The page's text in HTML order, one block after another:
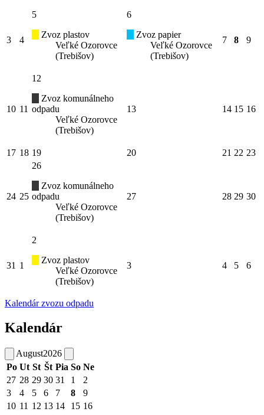
3 4
5
Zvoz plastov
Veľké Ozorovce
(Trebišov)
6
Zvoz papier
Veľké Ozorovce
(Trebišov)
7 8 9
10 11
12
Zvoz komunálneho
odpadu
Veľké Ozorovce
(Trebišov)
13 14 15 16
17 18 19 20 21 22 23
24 25
26
Zvoz komunálneho
odpadu
Veľké Ozorovce
(Trebišov)
27 28 29 30
31 1
2
Zvoz plastov
Veľké Ozorovce
(Trebišov)
3 4 5 6
Kalendár zvozu odpadu
Kalendár
August2026
Po Ut St Št Pia So Ne
27 28 29 30 31 1
2
3
4 5 6 7 8
9
10 11 12 13 14 15 16